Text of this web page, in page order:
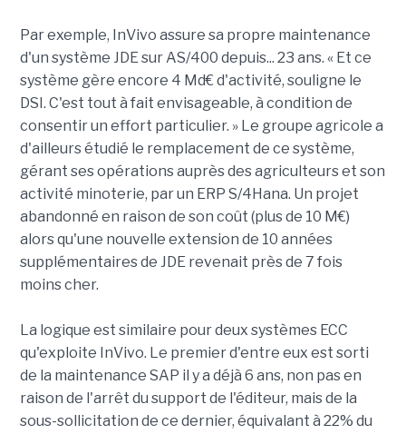
Par exemple, InVivo assure sa propre maintenance
d'un système JDE sur AS/400 depuis... 23 ans. « Et ce
système gère encore 4 Md€ d'activité, souligne le
DSI. C'est tout à fait envisageable, à condition de
consentir un effort particulier. » Le groupe agricole a
d'ailleurs étudié le remplacement de ce système,
gérant ses opérations auprès des agriculteurs et son
activité minoterie, par un ERP S/4Hana. Un projet
abandonné en raison de son coût (plus de 10 M€)
alors qu'une nouvelle extension de 10 années
supplémentaires de JDE revenait près de 7 fois
moins cher.
La logique est similaire pour deux systèmes ECC
qu'exploite InVivo. Le premier d'entre eux est sorti
de la maintenance SAP il y a déjà 6 ans, non pas en
raison de l'arrêt du support de l'éditeur, mais de la
sous-sollicitation de ce dernier, équivalant à 22% du